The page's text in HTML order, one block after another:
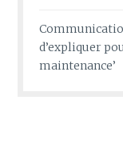
d’expliquer
maintenance’